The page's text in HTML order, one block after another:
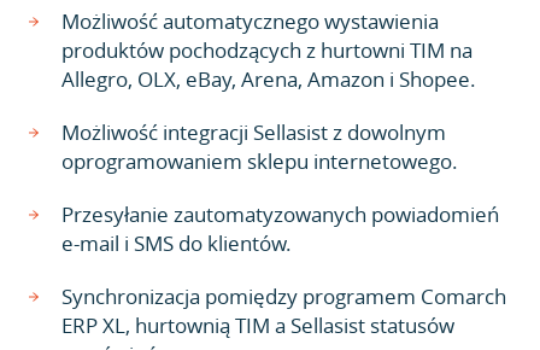
Możliwość automatycznego wystawienia
produktów pochodzących z hurtowni TIM na
Allegro, OLX, eBay, Arena, Amazon i Shopee.
Możliwość integracji Sellasist z dowolnym
oprogramowaniem sklepu internetowego.
Przesyłanie zautomatyzowanych powiadomień
e-mail i SMS do klientów.
Synchronizacja pomiędzy programem Comarch
ERP XL, hurtownią TIM a Sellasist statusów